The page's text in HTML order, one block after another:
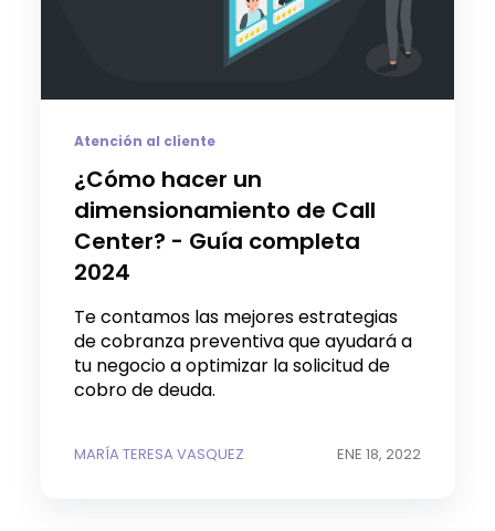
Atención al cliente
¿Cómo hacer un
dimensionamiento de Call
Center? - Guía completa
2024
Te contamos las mejores estrategias
de cobranza preventiva que ayudará a
tu negocio a optimizar la solicitud de
cobro de deuda.
MARÍA TERESA VASQUEZ ENE 18, 2022